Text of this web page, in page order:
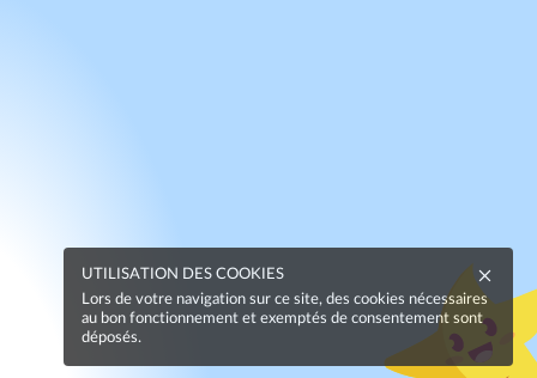
UTILISATION DES COOKIES
Lors de votre navigation sur ce site, des cookies nécessaires
au bon fonctionnement et exemptés de consentement sont
déposés.